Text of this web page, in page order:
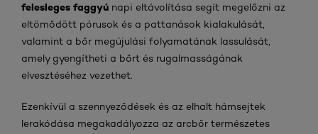
felesleges faggyú napi eltávolítása segít megelőzni az
eltömődött pórusok és a pattanások kialakulását,
valamint a bőr megújulási folyamatának lassulását,
amely gyengítheti a bőrt és rugalmasságának
elvesztéséhez vezethet.
Ezenkívül a szennyeződések és az elhalt hámsejtek
lerakódása megakadályozza az arcbőr természetes